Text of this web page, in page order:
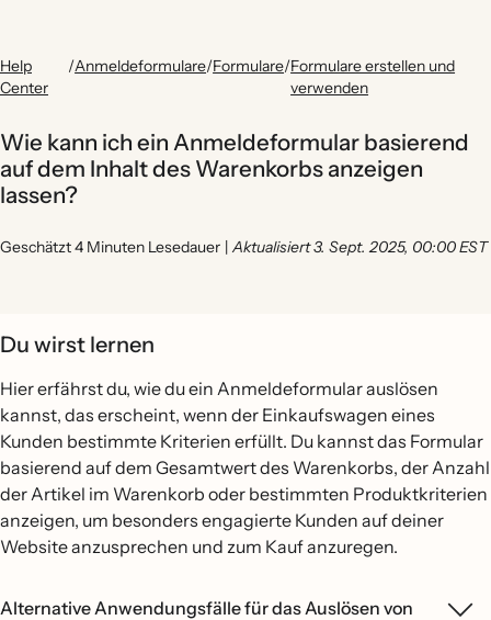
Help
Center
/Anmeldeformulare/Formulare/Formulare erstellen und
verwenden
Wie kann ich ein Anmeldeformular basierend
auf dem Inhalt des Warenkorbs anzeigen
lassen?
Geschätzt 4 Minuten Lesedauer | Aktualisiert 3. Sept. 2025, 00:00 EST
Du wirst lernen
Hier erfährst du, wie du ein Anmeldeformular auslösen
kannst, das erscheint, wenn der Einkaufswagen eines
Kunden bestimmte Kriterien erfüllt. Du kannst das Formular
basierend auf dem Gesamtwert des Warenkorbs, der Anzahl
der Artikel im Warenkorb oder bestimmten Produktkriterien
anzeigen, um besonders engagierte Kunden auf deiner
Website anzusprechen und zum Kauf anzuregen.
Alternative Anwendungsfälle für das Auslösen von